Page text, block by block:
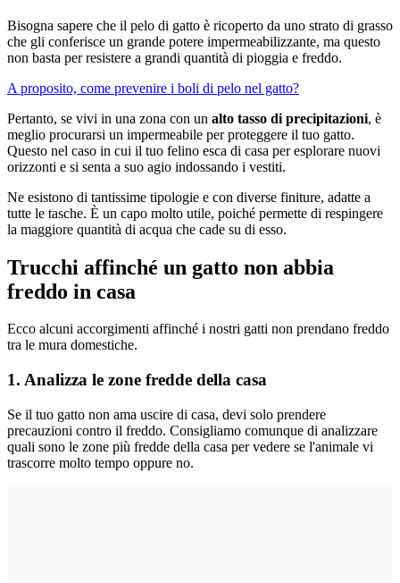
Bisogna sapere che il pelo di gatto è ricoperto da uno strato di grasso
che gli conferisce un grande potere impermeabilizzante, ma questo
non basta per resistere a grandi quantità di pioggia e freddo.
A proposito, come prevenire i boli di pelo nel gatto?
Pertanto, se vivi in ​​una zona con un alto tasso di precipitazioni, è
meglio procurarsi un impermeabile per proteggere il tuo gatto.
Questo nel caso in cui il tuo felino esca di casa per esplorare nuovi
orizzonti e si senta a suo agio indossando i vestiti.
Ne esistono di tantissime tipologie e con diverse finiture, adatte a
tutte le tasche. È un capo molto utile, poiché permette di respingere
la maggiore quantità di acqua che cade su di esso.
Trucchi affinché un gatto non abbia
freddo in casa
Ecco alcuni accorgimenti affinché i nostri gatti non prendano freddo
tra le mura domestiche.
1. Analizza le zone fredde della casa
Se il tuo gatto non ama uscire di casa, devi solo prendere
precauzioni contro il freddo. Consigliamo comunque di analizzare
quali sono le zone più fredde della casa per vedere se l'animale vi
trascorre molto tempo oppure no.